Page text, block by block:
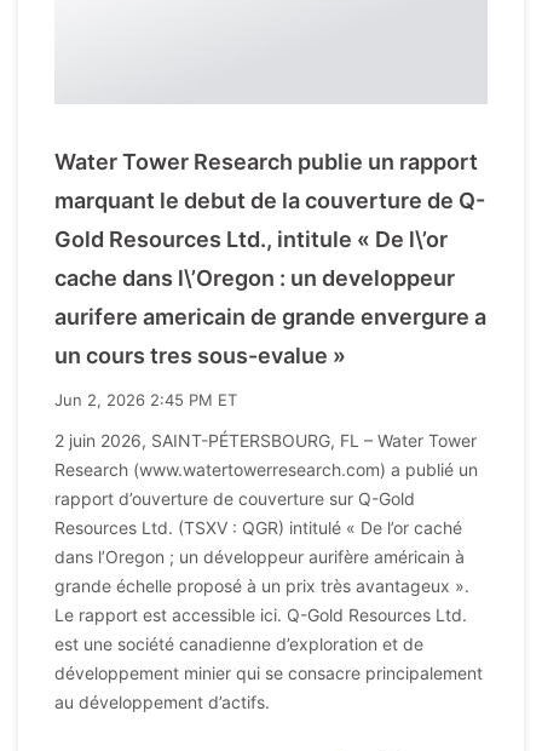
Water Tower Research publie un rapport
marquant le debut de la couverture de Q-
Gold Resources Ltd., intitule « De l\’or
cache dans l\’Oregon : un developpeur
aurifere americain de grande envergure a
un cours tres sous-evalue »
Jun 2, 2026 2:45 PM ET
2 juin 2026, SAINT-PÉTERSBOURG, FL – Water Tower
Research (www.watertowerresearch.com) a publié un
rapport d’ouverture de couverture sur Q-Gold
Resources Ltd. (TSXV : QGR) intitulé « De l’or caché
dans l’Oregon ; un développeur aurifère américain à
grande échelle proposé à un prix très avantageux ».
Le rapport est accessible ici. Q-Gold Resources Ltd.
est une société canadienne d’exploration et de
développement minier qui se consacre principalement
au développement d’actifs.